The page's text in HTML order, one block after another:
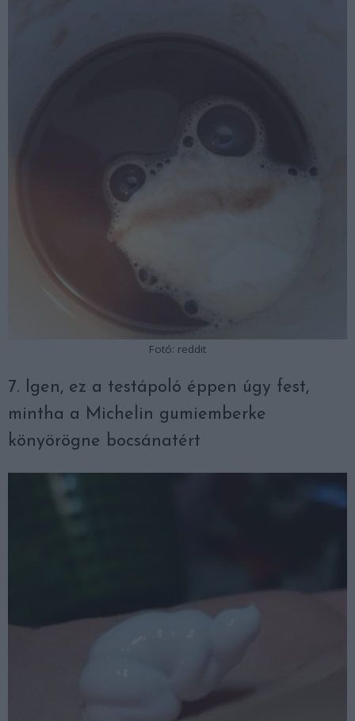
Fotó: reddit
7. Igen, ez a testápoló éppen úgy fest,
mintha a Michelin gumiemberke
könyörögne bocsánatért